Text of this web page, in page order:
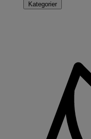
Kategorier